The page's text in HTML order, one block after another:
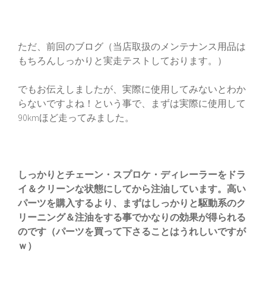
ただ、前回のブログ（当店取扱のメンテナンス用品は
もちろんしっかりと実走テストしております。 ）
でもお伝えしましたが、実際に使用してみないとわか
らないですよね！という事で、まずは実際に使用して
90kmほど走ってみました。
しっかりとチェーン・スプロケ・ディレーラーをドラ
イ＆クリーンな状態にしてから注油しています。高い
パーツを購入するより、まずはしっかりと駆動系のク
リーニング＆注油をする事でかなりの効果が得られる
のです（パーツを買って下さることはうれしいですが
ｗ）